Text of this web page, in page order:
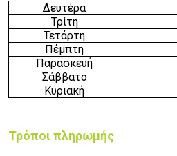
Δευτέρα
Τρίτη
Τετάρτη
Πέμπτη
Παρασκευή
Σάββατο
Κυριακή
Τρόποι πληρωμής